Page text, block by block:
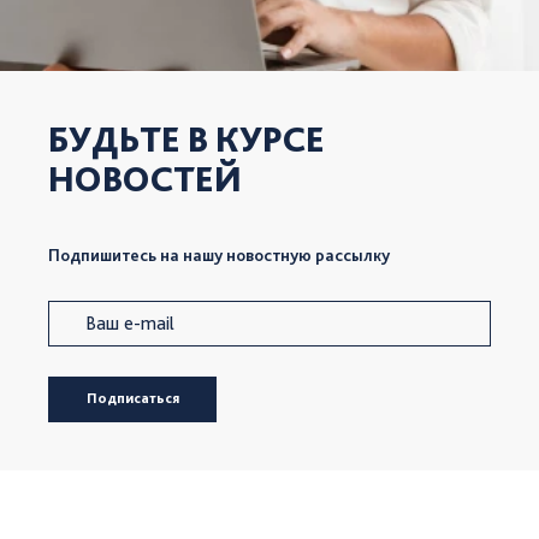
БУДЬТЕ В КУРСЕ
НОВОСТЕЙ
Подпишитесь на нашу новостную рассылку
Подписаться